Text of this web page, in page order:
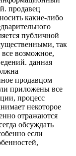
продавец
какие-либо
публичной
так
возможное,
данная
продавцом
приложены все
процесс
некоторое
отражаются
обсуждать
если